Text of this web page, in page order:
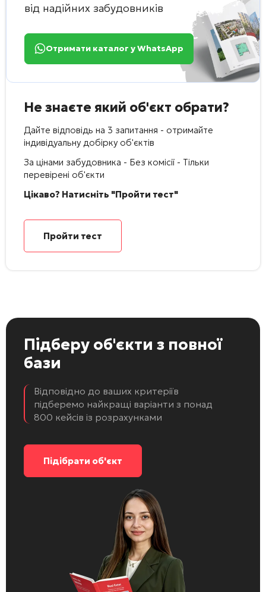
від надійних забудовників
Отримати каталог у WhatsApp
Не знаєте який об'єкт обрати?
Дайте відповідь на 3 запитання - отримайте
індивідуальну добірку об'єктів
За цінами забудовника - Без комісії - Тільки
перевірені об'єкти
Цікаво? Натисніть "Пройти тест"
Пройти тест
Підберу об'єкти з повної
бази
Відповідно до ваших критеріїв
підберемо найкращі варіанти з понад
800 кейсів із розрахунками
Підібрати об'єкт